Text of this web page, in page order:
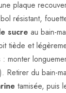
plaque
résistant,
sucre au bain-
tiède et
: monter
Retirer du bain-
tamisée, puis